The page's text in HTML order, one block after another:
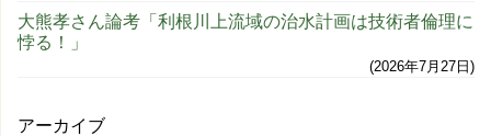
大熊孝さん論考「利根川上流域の治水計画は技術者倫理に
悖る！」
2026年7月27日
アーカイブ